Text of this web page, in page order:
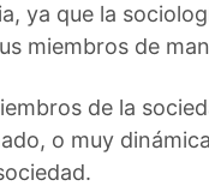
ya que la
miembros de
de la
o muy